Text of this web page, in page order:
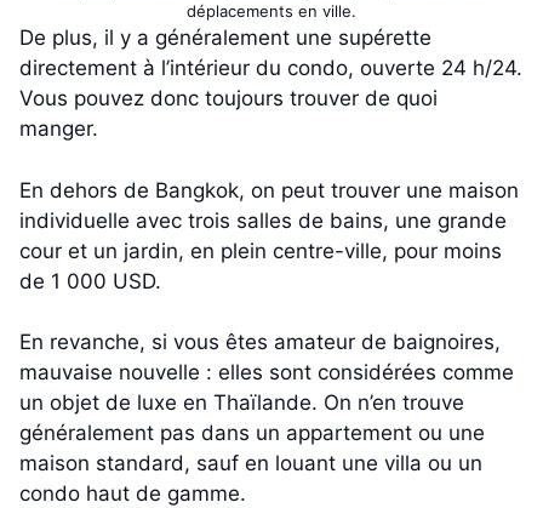
déplacements en ville.
De plus, il y a généralement une supérette
directement à l’intérieur du condo, ouverte 24 h/24.
Vous pouvez donc toujours trouver de quoi
manger.
En dehors de Bangkok, on peut trouver une maison
individuelle avec trois salles de bains, une grande
cour et un jardin, en plein centre-ville, pour moins
de 1 000 USD.
En revanche, si vous êtes amateur de baignoires,
mauvaise nouvelle : elles sont considérées comme
un objet de luxe en Thaïlande. On n’en trouve
généralement pas dans un appartement ou une
maison standard, sauf en louant une villa ou un
condo haut de gamme.